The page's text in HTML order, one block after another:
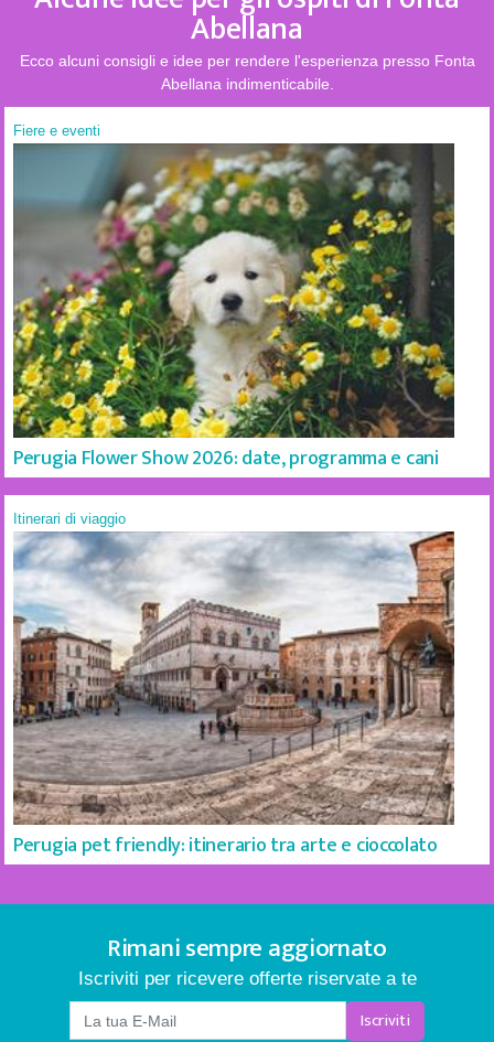
Abellana
Ecco alcuni consigli e idee per rendere l'esperienza presso Fonta
Abellana indimenticabile.
Fiere e eventi
Perugia Flower Show 2026: date, programma e cani
Itinerari di viaggio
Perugia pet friendly: itinerario tra arte e cioccolato
Rimani sempre aggiornato
Iscriviti per ricevere offerte riservate a te
Iscriviti